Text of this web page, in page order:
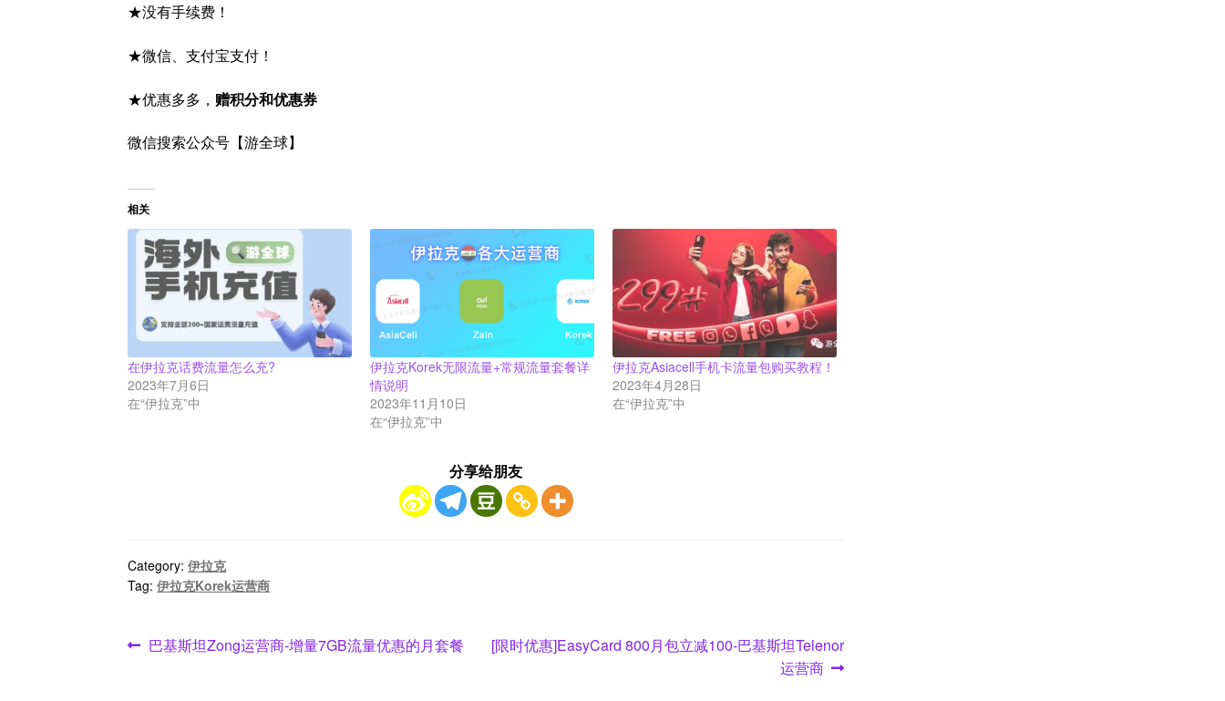
★没有手续费！
★微信、支付宝支付！
★优惠多多， 赠积分和优惠券
微信搜索公众号【游全球】
相关
在伊拉克话费流量怎么充?
2023年7月6日
在“伊拉克”中
伊拉克Korek无限流量+常规流量套餐详
情说明
2023年11月10日
在“伊拉克”中
伊拉克Asiacell手机卡流量包购买教程！
2023年4月28日
在“伊拉克”中
分享给朋友
Category:伊拉克
Tag:伊拉克Korek运营商
文Previous
巴基斯坦Zong运营商-增量7GB流量优惠的月套餐
Next
[限时优惠]EasyCard 800月包立减100-巴基斯坦Telenor
运营商